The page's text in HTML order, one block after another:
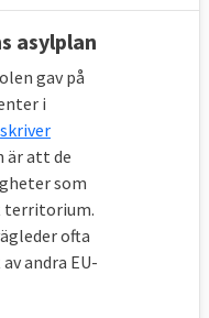
Avsaknad av lista
Ignorering
asylplan
gav på
i
skriver
är att de
som
territorium.
ofta
andra EU-